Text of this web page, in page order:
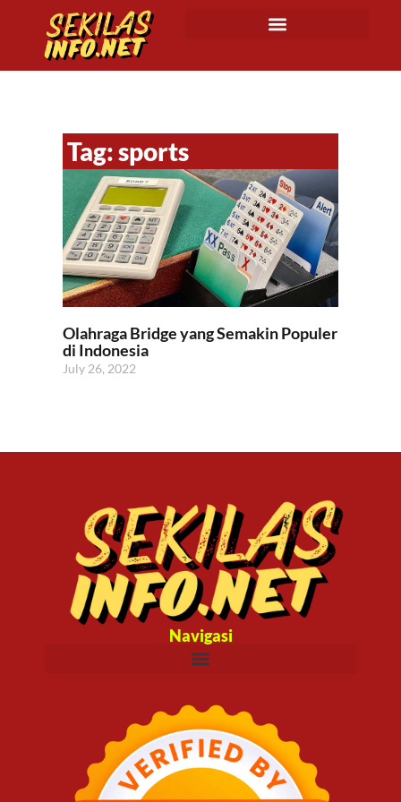
Tag: sports
Olahraga Bridge yang Semakin Populer
di Indonesia
July 26, 2022
Navigasi